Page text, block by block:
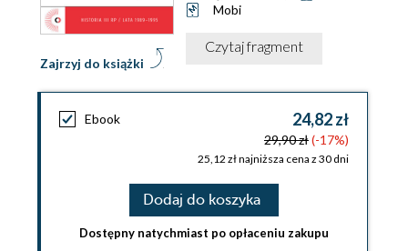
Zajrzyj do książki
Mobi
Czytaj fragment
Ebook 24,82 zł
29,90 zł(-17%)
25,12 zł najniższa cena z 30 dni
Dodaj do koszyka
Dostępny natychmiast po opłaceniu zakupu